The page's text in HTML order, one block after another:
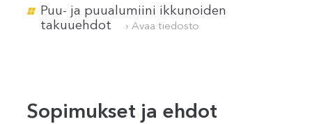
Puu- ja puualumiini ikkunoiden
takuuehdot
› Avaa tiedosto
Sopimukset ja ehdot